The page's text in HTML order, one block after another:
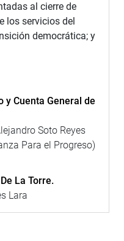
al cierre de
los servicios del
democrática; y
y Cuenta General de
Soto Reyes
Para el Progreso)
La Torre.
Lara